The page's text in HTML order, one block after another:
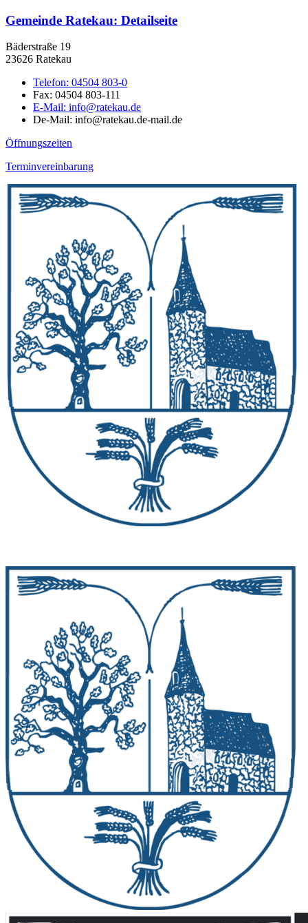
Gemeinde Ratekau: Detailseite
Bäderstraße 19
23626 Ratekau
Telefon: 04504 803-0
Fax: 04504 803-111
E-Mail: info@ratekau.de
De-Mail: info@ratekau.de-mail.de
Öffnungszeiten
Terminvereinbarung